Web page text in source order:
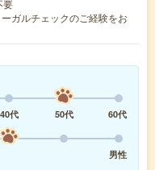
要
ガルチェックのご経験をお
40代 50代
60代
男性